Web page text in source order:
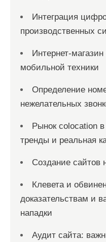
Интеграция
производственных
Интернет-
мобильной техники
Определение
нежелательных
Рынок colocation
тренды и реальная
Создание сайтов
Клевета и
доказательствам и
нападки
Аудит сайта: